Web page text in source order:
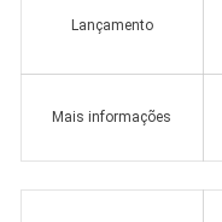
Lançamento
Mais informações